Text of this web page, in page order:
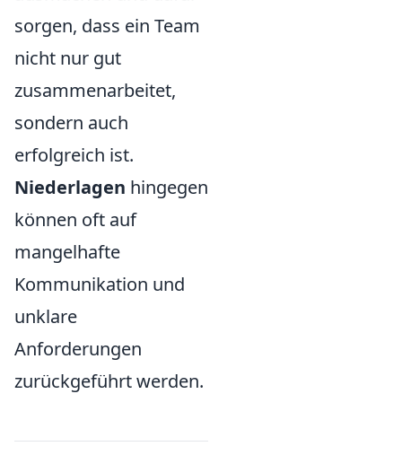
sorgen, dass ein Team
nicht nur gut
zusammenarbeitet,
sondern auch
erfolgreich ist.
Niederlagen hingegen
können oft auf
mangelhafte
Kommunikation und
unklare
Anforderungen
zurückgeführt werden.